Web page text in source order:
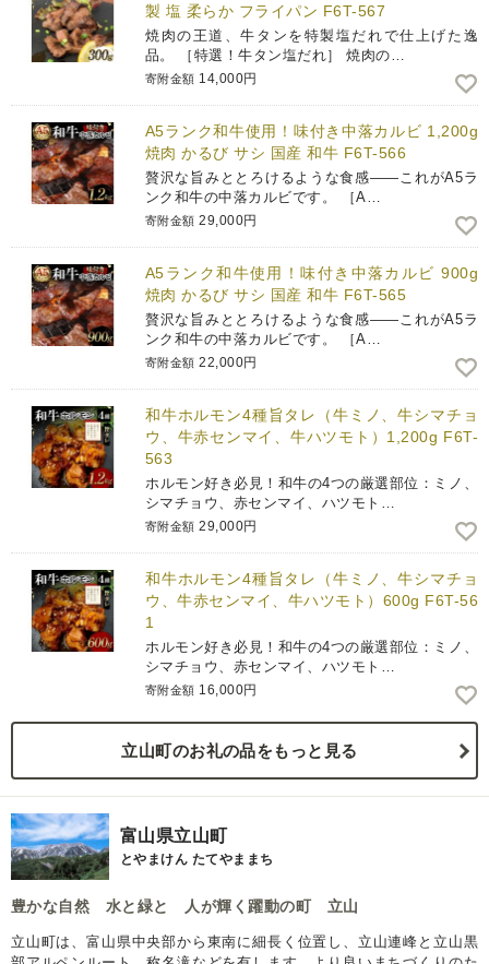
製 塩 柔らか フライパン F6T-567
焼肉の王道、牛タンを特製塩だれで仕上げた逸
品。 ［特選！牛タン塩だれ］ 焼肉の…
寄附金額 14,000円
A5ランク和牛使用！味付き中落カルビ 1,200g
焼肉 かるび サシ 国産 和牛 F6T-566
贅沢な旨みととろけるような食感――これがA5ラ
ンク和牛の中落カルビです。 ［A…
寄附金額 29,000円
A5ランク和牛使用！味付き中落カルビ 900g
焼肉 かるび サシ 国産 和牛 F6T-565
贅沢な旨みととろけるような食感――これがA5ラ
ンク和牛の中落カルビです。 ［A…
寄附金額 22,000円
和牛ホルモン4種旨タレ（牛ミノ、牛シマチョ
ウ、牛赤センマイ、牛ハツモト）1,200g F6T-
563
ホルモン好き必見！和牛の4つの厳選部位：ミノ、
シマチョウ、赤センマイ、ハツモト…
寄附金額 29,000円
和牛ホルモン4種旨タレ（牛ミノ、牛シマチョ
ウ、牛赤センマイ、牛ハツモト）600g F6T-56
1
ホルモン好き必見！和牛の4つの厳選部位：ミノ、
シマチョウ、赤センマイ、ハツモト…
寄附金額 16,000円
立山町のお礼の品をもっと見る
富山県立山町
とやまけん たてやままち
豊かな自然 水と緑と 人が輝く躍動の町 立山
立山町は、富山県中央部から東南に細長く位置し、立山連峰と立山黒